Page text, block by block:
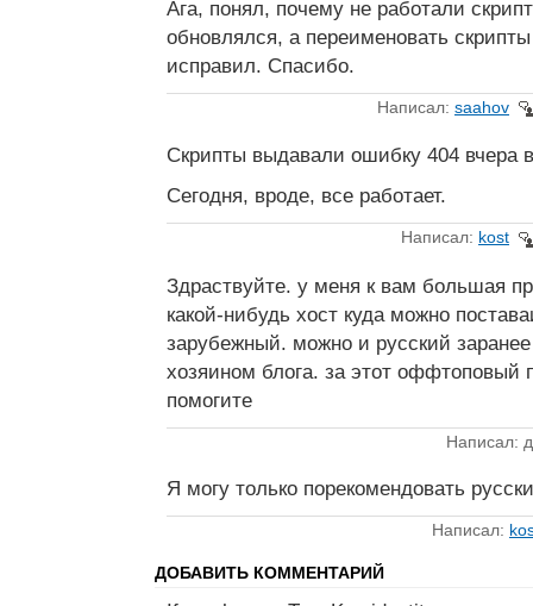
Ага, понял, почему не работали
обновлялся, а переименовать
исправил. Спасибо.
Написал: saahov
Скрипты выдавали ошибку 404 вчера
Сегодня, вроде, все работает.
Написал: kost
Здраствуйте. у меня к вам большая
какой-нибудь хост куда можно
зарубежный. можно и русский
хозяином блога. за этот оффтоповый
помогите
Написал:
Я могу только порекомендовать
Написал:
ДОБАВИТЬ КОММЕНТАРИЙ